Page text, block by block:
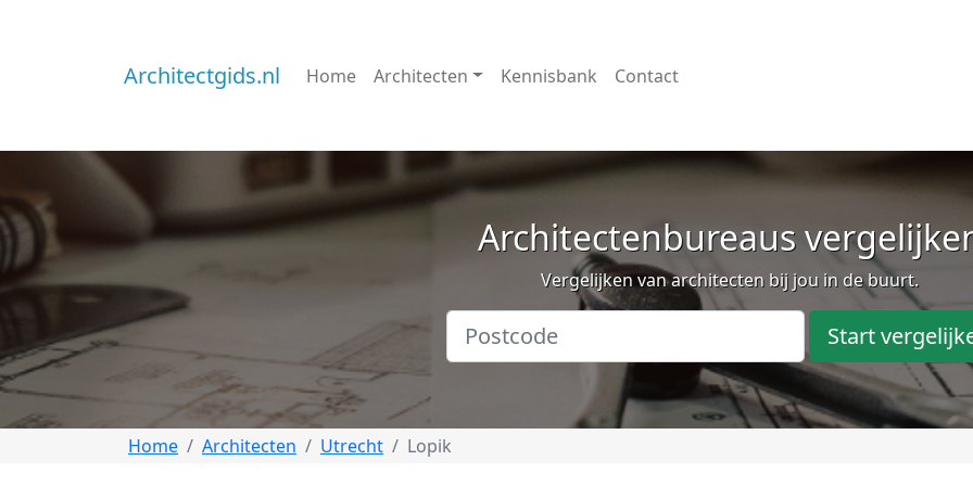
Architectgids.nl Home Architecten Kennisbank Contact
Architectenbureaus
Vergelijken van architecten bij jou in de buurt.
Start
Home Architecten Utrecht Lopik